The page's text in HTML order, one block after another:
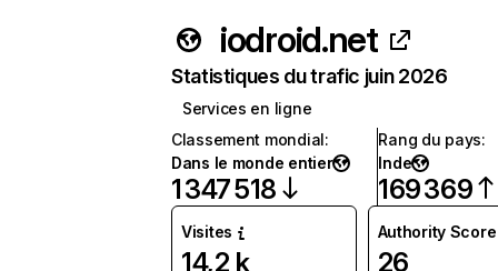
iodroid.net
Statistiques du trafic juin 2026
Services en ligne
Classement mondial:
Dans le monde entier
1 347 518
Rang du pays:
Inde
169 369
Visites
14,2 k
Authority Score
26